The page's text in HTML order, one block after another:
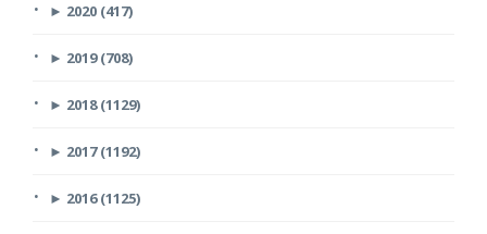
► 2020 (417)
► 2019 (708)
► 2018 (1129)
► 2017 (1192)
► 2016 (1125)